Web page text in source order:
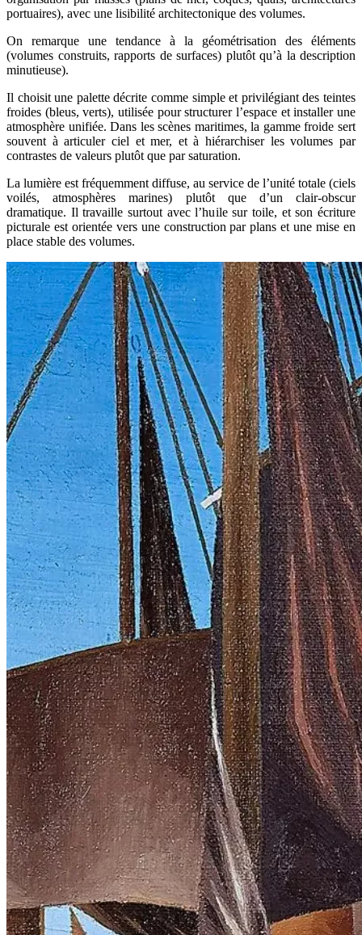
portuaires), avec une lisibilité architectonique des volumes.
On remarque une tendance à la géométrisation des éléments
(volumes construits, rapports de surfaces) plutôt qu’à la description
minutieuse).
Il choisit une palette décrite comme simple et privilégiant des teintes
froides (bleus, verts), utilisée pour structurer l’espace et installer une
atmosphère unifiée. Dans les scènes maritimes, la gamme froide sert
souvent à articuler ciel et mer, et à hiérarchiser les volumes par
contrastes de valeurs plutôt que par saturation.
La lumière est fréquemment diffuse, au service de l’unité totale (ciels
voilés, atmosphères marines) plutôt que d’un clair-obscur
dramatique. Il travaille surtout avec l’huile sur toile, et son écriture
picturale est orientée vers une construction par plans et une mise en
place stable des volumes.